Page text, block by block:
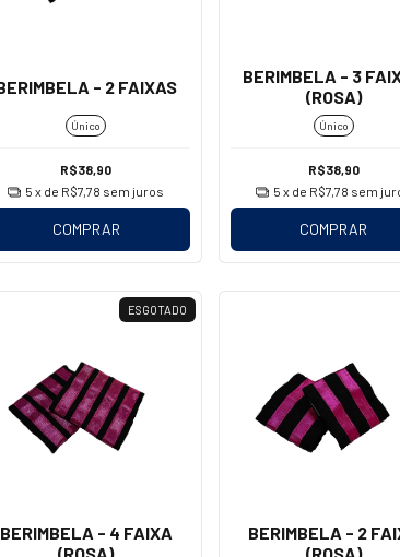
- 2 FAIXAS
Único
R$38,90
5 x de R$7,78 sem juros
COMPRAR
BERIMBELA - 3
(ROSA)
Único
R$38,90
5 x de R$7,78 sem
COMPRAR
ESGOTADO
BERIMBELA - 4 FAIXA
BERIMBELA - 2